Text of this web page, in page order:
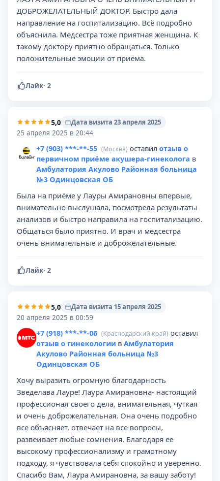
ДОБРОЖЕЛАТЕЛЬНЫЙ ДОКТОР. Быстро дала
направление на госпитализацию. Всё подробно
объяснила. Медсестра тоже приятная женщина. К
такому доктору приятно обращаться. Только
положительные эмоции от приёма.
Лайк· 2
5,0
Дата визита 23 апреля 2025
25 апреля 2025 в 20:44
+7 (903) ***-**-55 (Москва) оставил отзыв о
первичном приёме акушера-гинеколога в
Амбулатория Акулово Районная больница
№3 Одинцовская ОБ
Была на приёме у Лауры Амирановны впервые,
внимательно выслушала, посмотрела результаты
анализов и быстро направила на госпитализацию.
Общаться было приятно. И врач и медсестра
очень внимательные и доброжелательные.
Лайк· 2
5,0
Дата визита 15 апреля 2025
20 апреля 2025 в 00:59
+7 (918) ***-**-06 (Краснодарский край) оставил
отзыв о гинекологии в Амбулатория
Акулово Районная больница №3
Одинцовская ОБ
Хочу выразить огромную благодарность
Зведелава Лауре! Лаура Амирановна- настоящий
профессионал своего дела, внимательная, чуткая
и очень доброжелательная. Она очень подробно
все объясняет, отвечает на все вопросы,
развеивает любые сомнения. Благодаря ее
высокому профессионализму и грамотному
подходу, я чувствовала себя спокойно и уверенно.
Спасибо Вам, Лаура Амирановна, за вашу заботу!